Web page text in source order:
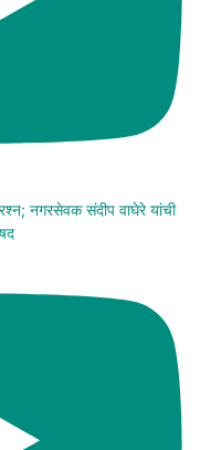
नगरसेवक संदीप वाघेरे यांची